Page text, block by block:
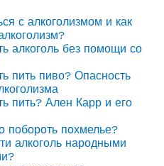
с алкоголизмом и как
алкоголь без помощи со
пить пиво? Опасность
пить? Ален Карр и его
побороть похмелье?
алкоголь народными